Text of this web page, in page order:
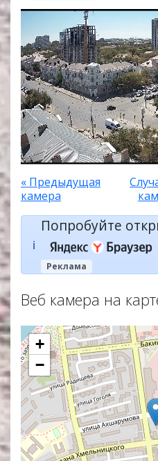
« Предыдущая
камера
ℹ️
Попробуйте
Реклама
Веб камера на
+
−